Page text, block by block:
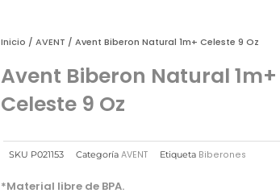
Inicio / AVENT / Avent Biberon Natural 1m+ Celeste 9 Oz
Avent Biberon Natural 1m+
Celeste 9 Oz
SKU P021153 Categoría AVENT Etiqueta Biberones
*Material libre de BPA.